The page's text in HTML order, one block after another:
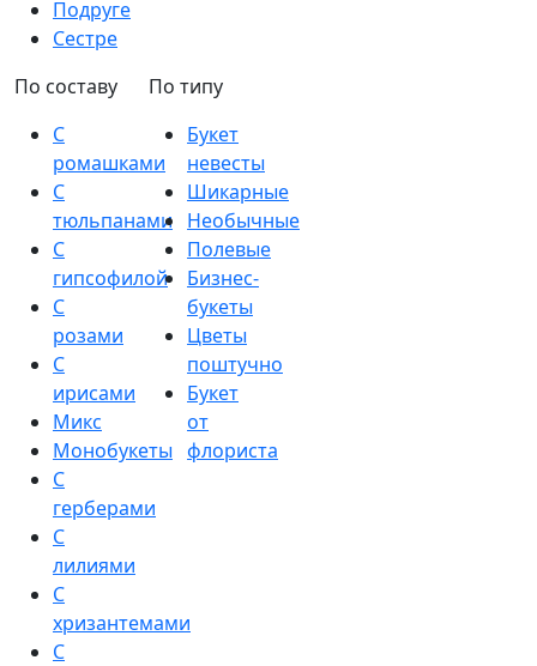
Подруге
Сестре
По составу
С
ромашками
С
тюльпанами
С
гипсофилой
С
розами
С
ирисами
Микс
Монобукеты
С
герберами
С
лилиями
С
хризантемами
С
По типу
Букет
невесты
Шикарные
Необычные
Полевые
Бизнес-
букеты
Цветы
поштучно
Букет
от
флориста